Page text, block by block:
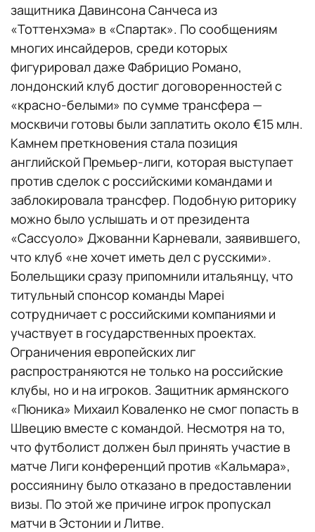
защитника Давинсона Санчеса из
«Тоттенхэма» в «Спартак». По сообщениям
многих инсайдеров, среди которых
фигурировал даже Фабрицио Романо,
лондонский клуб достиг договоренностей с
«красно-белыми» по сумме трансфера —
москвичи готовы были заплатить около €15 млн.
Камнем преткновения стала позиция
английской Премьер-лиги, которая выступает
против сделок с российскими командами и
заблокировала трансфер. Подобную риторику
можно было услышать и от президента
«Сассуоло» Джованни Карневали, заявившего,
что клуб «не хочет иметь дел с русскими».
Болельщики сразу припомнили итальянцу, что
титульный спонсор команды Mapei
сотрудничает с российскими компаниями и
участвует в государственных проектах.
Ограничения европейских лиг
распространяются не только на российские
клубы, но и на игроков. Защитник армянского
«Пюника» Михаил Коваленко не смог попасть в
Швецию вместе с командой. Несмотря на то,
что футболист должен был принять участие в
матче Лиги конференций против «Кальмара»,
россиянину было отказано в предоставлении
визы. По этой же причине игрок пропускал
матчи в Эстонии и Литве.